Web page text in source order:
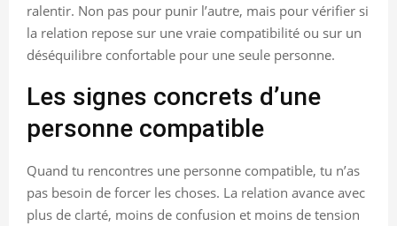
ralentir. Non pas pour punir l’autre, mais pour vérifier si
la relation repose sur une vraie compatibilité ou sur un
déséquilibre confortable pour une seule personne.
Les signes concrets d’une
personne compatible
Quand tu rencontres une personne compatible, tu n’as
pas besoin de forcer les choses. La relation avance avec
plus de clarté, moins de confusion et moins de tension